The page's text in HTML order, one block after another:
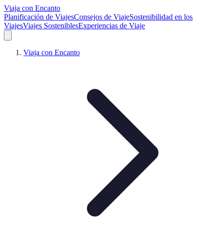
Viaja con Encanto
Planificación de ViajesConsejos de ViajeSostenibilidad en los
ViajesViajes SosteniblesExperiencias de Viaje
Viaja con Encanto